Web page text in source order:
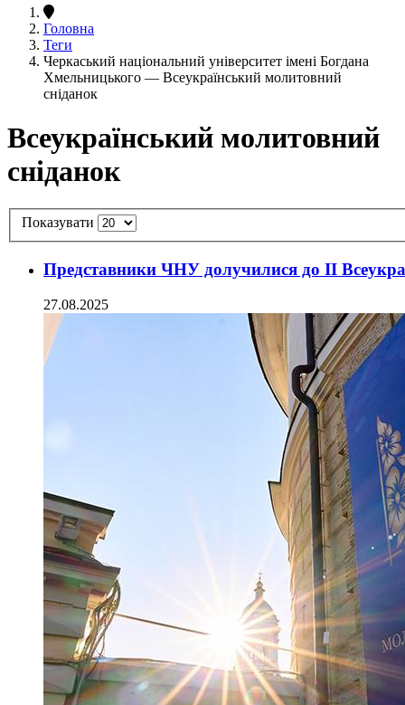
Головна
Теги
Черкаський національний університет імені Богдана
Хмельницького — Всеукраїнський молитовний
сніданок
Всеукраїнський молитовний
сніданок
Показувати
Представники ЧНУ долучилися до II
27.08.2025